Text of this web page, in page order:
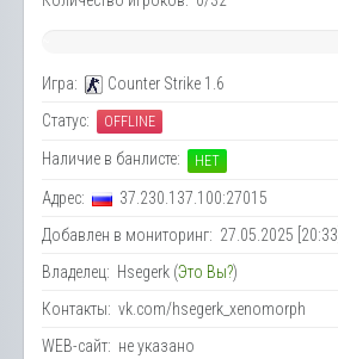
%Игра:
Counter Strike 1.6
Статус:
OFFLINE
Наличие в банлисте: НЕТ
Адрес:
37.230.137.100:27015
Добавлен в мониторинг: 27.05.2025 [20:33]
Владелец: Hsegerk (Это Вы?)
Контакты: vk.com/hsegerk_xenomorph
WEB-сайт: не указано